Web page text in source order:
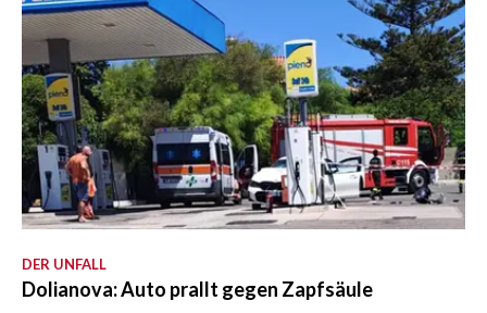
DER UNFALL
Dolianova: Auto prallt gegen Zapfsäule